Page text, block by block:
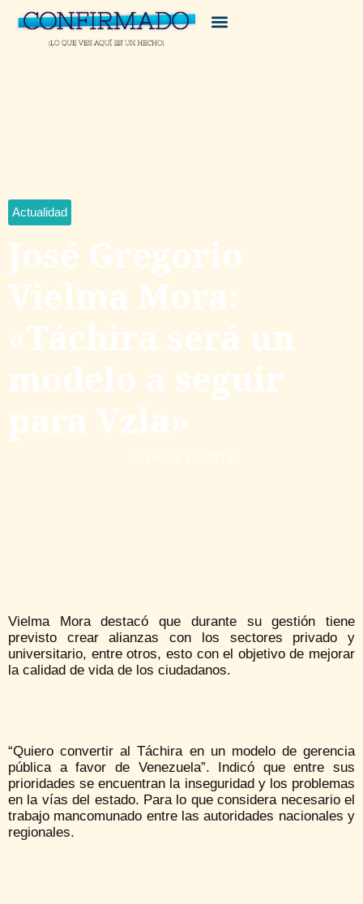
Actualidad
José Gregorio
Vielma Mora:
«Táchira será un
modelo a seguir
para Vzla»
enero 17, 2013
Vielma Mora destacó que durante su gestión tiene
previsto crear alianzas con los sectores privado y
universitario, entre otros, esto con el objetivo de mejorar
la calidad de vida de los ciudadanos.
“Quiero convertir al Táchira en un modelo de gerencia
pública a favor de Venezuela”. Indicó que entre sus
prioridades se encuentran la inseguridad y los problemas
en la vías del estado. Para lo que considera necesario el
trabajo mancomunado entre las autoridades nacionales y
regionales.